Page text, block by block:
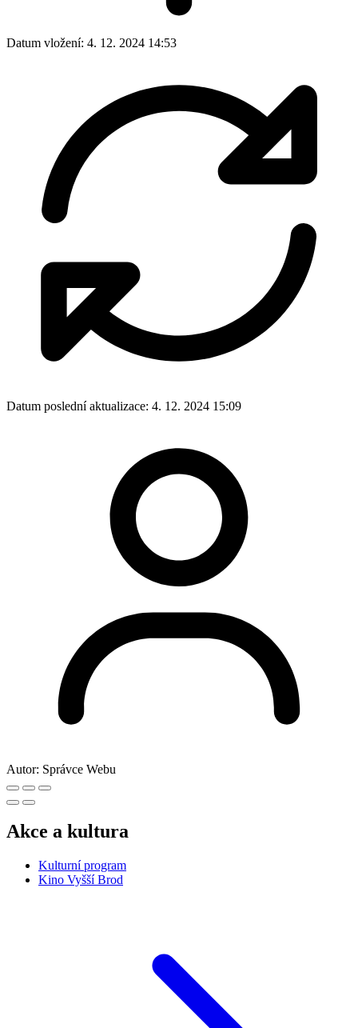
Datum vložení: 4. 12. 2024 14:53
Datum poslední aktualizace: 4. 12. 2024 15:09
Autor: Správce Webu
Akce a kultura
Kulturní program
Kino Vyšší Brod